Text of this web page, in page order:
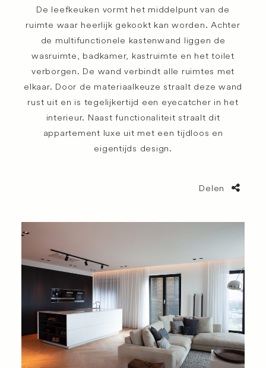
Contact
De leefkeuken vormt het middelpunt van de
ruimte waar heerlijk gekookt kan worden. Achter
de multifunctionele kastenwand liggen de
wasruimte, badkamer, kastruimte en het toilet
verborgen. De wand verbindt alle ruimtes met
elkaar. Door de materiaalkeuze straalt deze wand
rust uit en is tegelijkertijd een eyecatcher in het
interieur. Naast functionaliteit straalt dit
appartement luxe uit met een tijdloos en
eigentijds design.
Delen